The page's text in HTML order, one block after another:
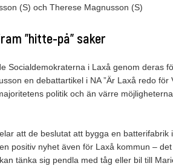
(S) och Therese Magnusson (S)
”hitte-på” saker
Socialdemokraterna i Laxå genom deras
en debattartikel i NA ”Är Laxå redo för
politik och än värre
att de beslutat att bygga en
positiv nyhet även för Laxå kommun –
tänka sig pendla med tåg eller bil till